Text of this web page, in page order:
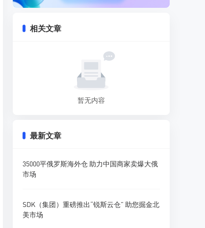
相关文章
暂无内容
最新文章
35000平俄罗斯海外仓 助力中国商家卖爆大俄
市场
SDK（集团）重磅推出“锐斯云仓” 助您掘金北
美市场